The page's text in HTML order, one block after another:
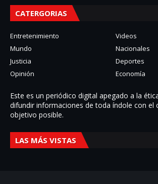
CATERGORIAS
Entretenimiento
Videos
Mundo
Nacionales
Justicia
Deportes
Opinión
Economía
Este es un periódico digital apegado a la
difundir informaciones de toda í­ndole con el
objetivo posible.
LAS MÁS VISTAS